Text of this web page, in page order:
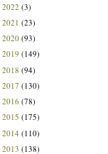
2022 (3)
2021 (23)
2020 (93)
2019 (149)
2018 (94)
2017 (130)
2016 (78)
2015 (175)
2014 (110)
2013 (138)